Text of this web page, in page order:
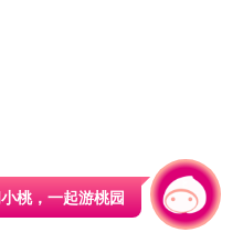
桃，一起游桃园